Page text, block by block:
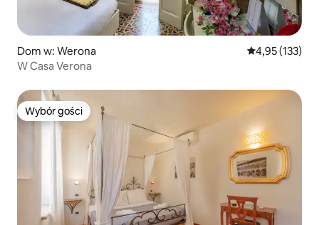
Dom w: Werona Średnia
4,95 (133)
W Casa Verona
Wybór gości
Wybór gości